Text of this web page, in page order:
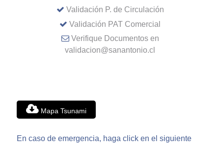
Validación P. de Circulación
Validación PAT Comercial
Verifique Documentos en
validacion@sanantonio.cl
Mapa Tsunami
En caso de emergencia, haga click en el siguiente